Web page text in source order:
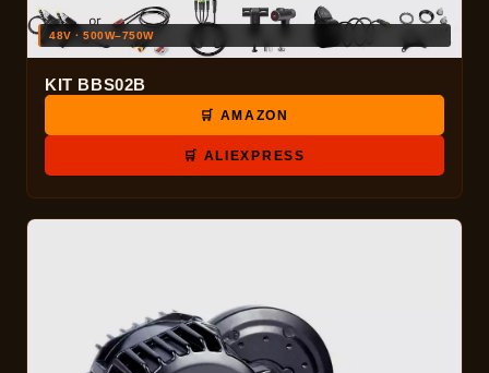
48V · 500W–750W
KIT BBS02B
🛒 AMAZON
🛒 ALIEXPRESS